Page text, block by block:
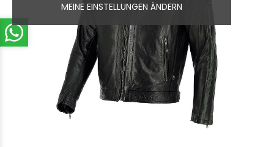
MEINE EINSTELLUNGEN ÄNDERN